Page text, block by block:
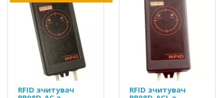
RFID зчитувач
RFID зчитувач